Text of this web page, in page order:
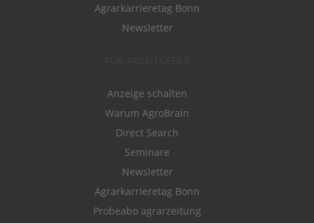
Agrarkarrieretag Bonn
Newsletter
Anzeige schalten
Warum AgroBrain
Direct Search
Seminare
Newsletter
Agrarkarrieretag Bonn
Probeabo agrarzeitung